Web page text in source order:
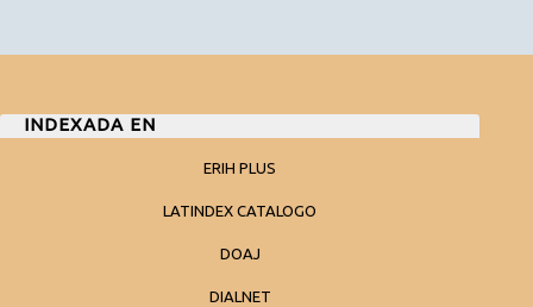
INDEXADA EN
ERIH PLUS
LATINDEX CATALOGO
DOAJ
DIALNET